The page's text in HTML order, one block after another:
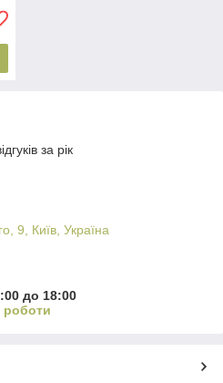
за рік
9, Київ, Україна
до 18:00
роботи